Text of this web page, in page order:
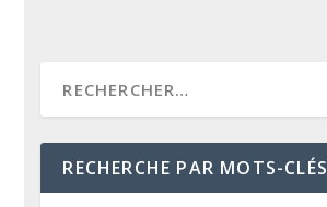
RECHERCHE PAR MOTS-CLÉS